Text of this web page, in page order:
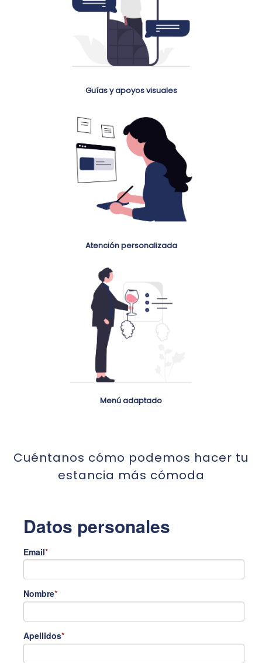
Guías y apoyos visuales
Atención personalizada
Menú adaptado
Cuéntanos cómo podemos hacer tu
estancia más cómoda
Datos personales
Email*
Nombre*
Apellidos*